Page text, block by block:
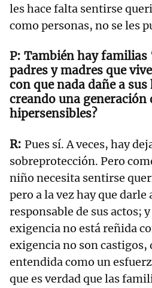
les hace falta sentirse
como personas, no se les
También hay familias
padres y madres que
con que nada dañe a
creando una generación
hipersensibles?
Pues sí. A veces, hay
sobreprotección. Pero
niño necesita sentirse
pero a la vez hay que
responsable de sus actos;
exigencia no está reñida
exigencia no son castigos,
entendida como un
que es verdad que las